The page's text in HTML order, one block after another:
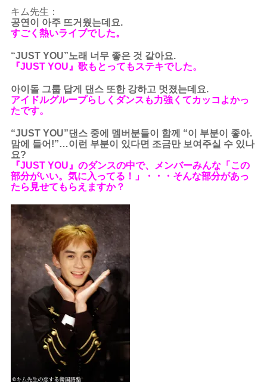
キム先生：
공연이 아주 뜨거웠는데요.
すごく熱いライブでした。
“JUST YOU”노래 너무 좋은 것 같아요.
『JUST YOU』歌もとってもステキでした。
아이돌 그룹 답게 댄스 또한 강하고 멋졌는데요.
アイドルグループらしくダンスも力強くてカッコよかっ
たです。
“JUST YOU”댄스 중에 멤버분들이 함께 “이 부분이 좋아.
맘에 들어!”…이런 부분이 있다면 조금만 보여주실 수 있나
요?
『JUST YOU』のダンスの中で、メンバーみんな「この
部分がいい。気に入ってる！」・・・そんな部分があっ
たら見せてもらえますか？